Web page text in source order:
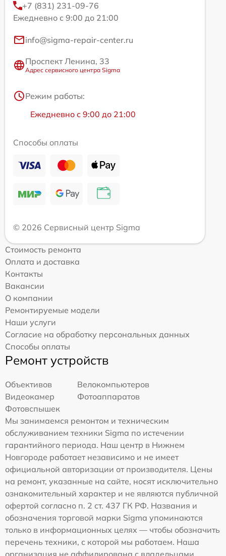
+7 (831) 231-09-76
Ежедневно с 9:00 до 21:00
info@sigma-repair-center.ru
Проспект Ленина, 33
Адрес сервисного центра Sigma
Режим работы:
Ежедневно с 9:00 до 21:00
Способы оплаты
© 2026 Сервисный центр Sigma
Стоимость ремонта
Оплата и доставка
Контакты
Вакансии
О компании
Ремонтируемые модели
Наши услуги
Согласие на обработку персональных данных
Способы оплаты
Ремонт устройств
Объективов
Велокомпьютеров
Видеокамер
Фотоаппаратов
Фотовспышек
Мы занимаемся ремонтом и техническим
обслуживанием техники Sigma по истечении
гарантийного периода. Наш центр в Нижнем
Новгороде работает независимо и не имеет
официальной авторизации от производителя. Цены
на ремонт, указанные на сайте, носят исключительно
ознакомительный характер и не являются публичной
офертой согласно п. 2 ст. 437 ГК РФ. Названия и
обозначения торговой марки Sigma упоминаются
только в информационных целях — чтобы обозначить
перечень техники, с которой мы работаем. Наша